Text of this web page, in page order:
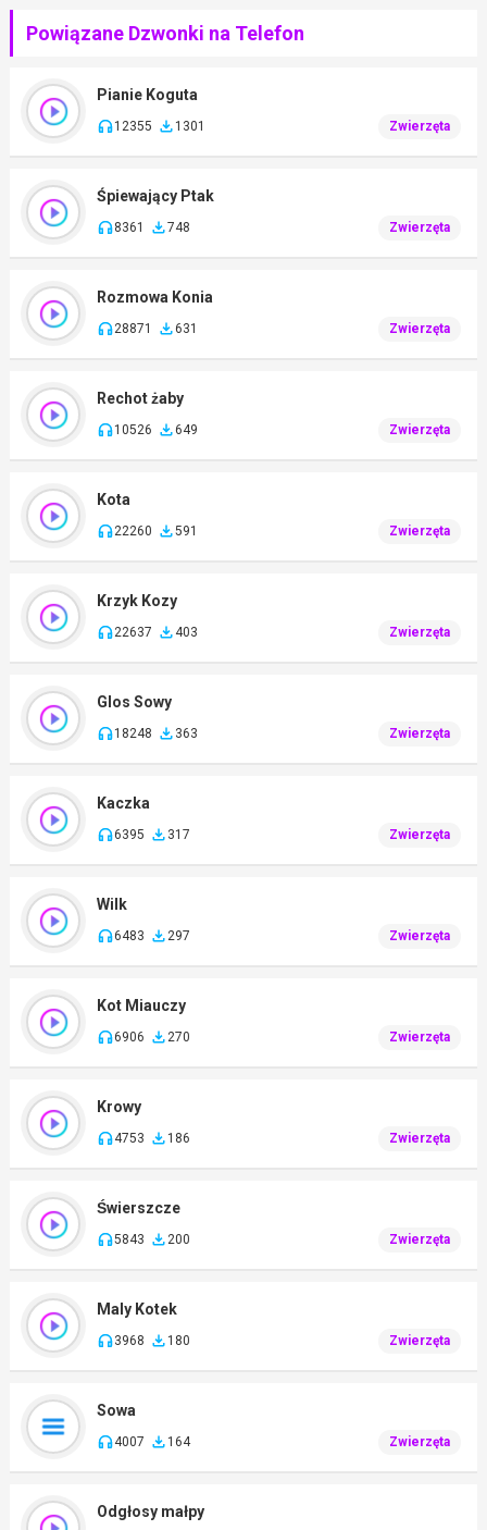
Powiązane Dzwonki na Telefon
Pianie Koguta
12355 1301 Zwierzęta
Śpiewający Ptak
8361 748 Zwierzęta
Rozmowa Konia
28871 631 Zwierzęta
Rechot żaby
10526 649 Zwierzęta
Kota
22260 591 Zwierzęta
Krzyk Kozy
22637 403 Zwierzęta
Glos Sowy
18248 363 Zwierzęta
Kaczka
6395 317 Zwierzęta
Wilk
6483 297 Zwierzęta
Kot Miauczy
6906 270 Zwierzęta
Krowy
4753 186 Zwierzęta
Świerszcze
5843 200 Zwierzęta
Maly Kotek
3968 180 Zwierzęta
Sowa
4007 164 Zwierzęta
Odgłosy małpy